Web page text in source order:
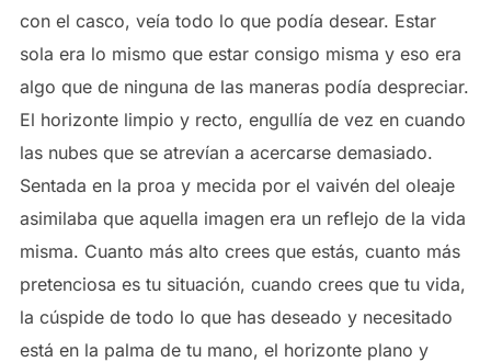
con el casco, veía todo lo que podía desear. Estar
sola era lo mismo que estar consigo misma y eso era
algo que de ninguna de las maneras podía despreciar.
El horizonte limpio y recto, engullía de vez en cuando
las nubes que se atrevían a acercarse demasiado.
Sentada en la proa y mecida por el vaivén del oleaje
asimilaba que aquella imagen era un reflejo de la vida
misma. Cuanto más alto crees que estás, cuanto más
pretenciosa es tu situación, cuando crees que tu vida,
la cúspide de todo lo que has deseado y necesitado
está en la palma de tu mano, el horizonte plano y